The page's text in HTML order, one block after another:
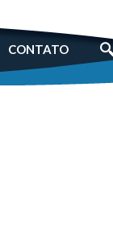
CONTATO